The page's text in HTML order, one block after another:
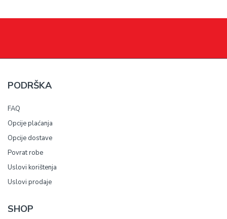
PODRŠKA
FAQ
Opcije plaćanja
Opcije dostave
Povrat robe
Uslovi korištenja
Uslovi prodaje
SHOP